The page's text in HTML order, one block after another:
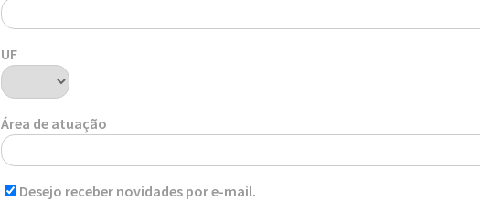
UF
Área de atuação
Desejo receber novidades por e-mail.